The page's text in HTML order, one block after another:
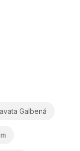
Galbenă